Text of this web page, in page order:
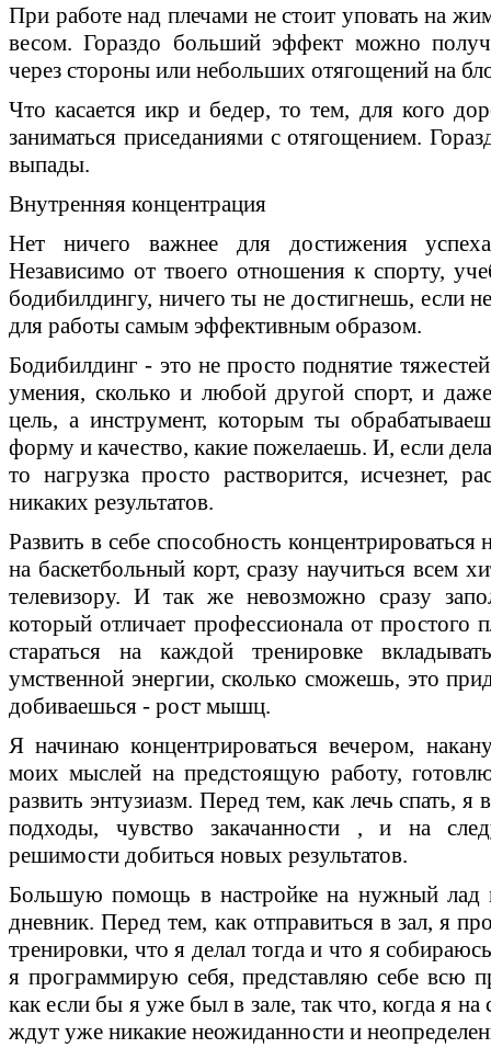
При работе над плечами не стоит уповать на
весом. Гораздо больший эффект можно
через стороны или небольших отягощений на
Что касается икр и бедер, то тем, для кого
заниматься приседаниями с отягощением.
выпады.
Внутренняя концентрация
Нет ничего важнее для достижения
Независимо от твоего отношения к спорту,
бодибилдингу, ничего ты не достигнешь, если
для работы самым эффективным образом.
Бодибилдинг - это не просто поднятие
умения, сколько и любой другой спорт, и
цель, а инструмент, которым ты
форму и качество, какие пожелаешь. И, если
то нагрузка просто растворится, исчезнет,
никаких результатов.
Развить в себе способность
на баскетбольный корт, сразу научиться
телевизору. И так же невозможно сразу
который отличает профессионала от
стараться на каждой тренировке
умственной энергии, сколько сможешь, это
добиваешься - рост мышц.
Я начинаю концентрироваться вечером,
моих мыслей на предстоящую работу,
развить энтузиазм. Перед тем, как лечь спать,
подходы, чувство закачанности , и на
решимости добиться новых результатов.
Большую помощь в настройке на нужный лад
дневник. Перед тем, как отправиться в зал, я
тренировки, что я делал тогда и что я
я программирую себя, представляю себе всю
как если бы я уже был в зале, так что, когда я
ждут уже никакие неожиданности и